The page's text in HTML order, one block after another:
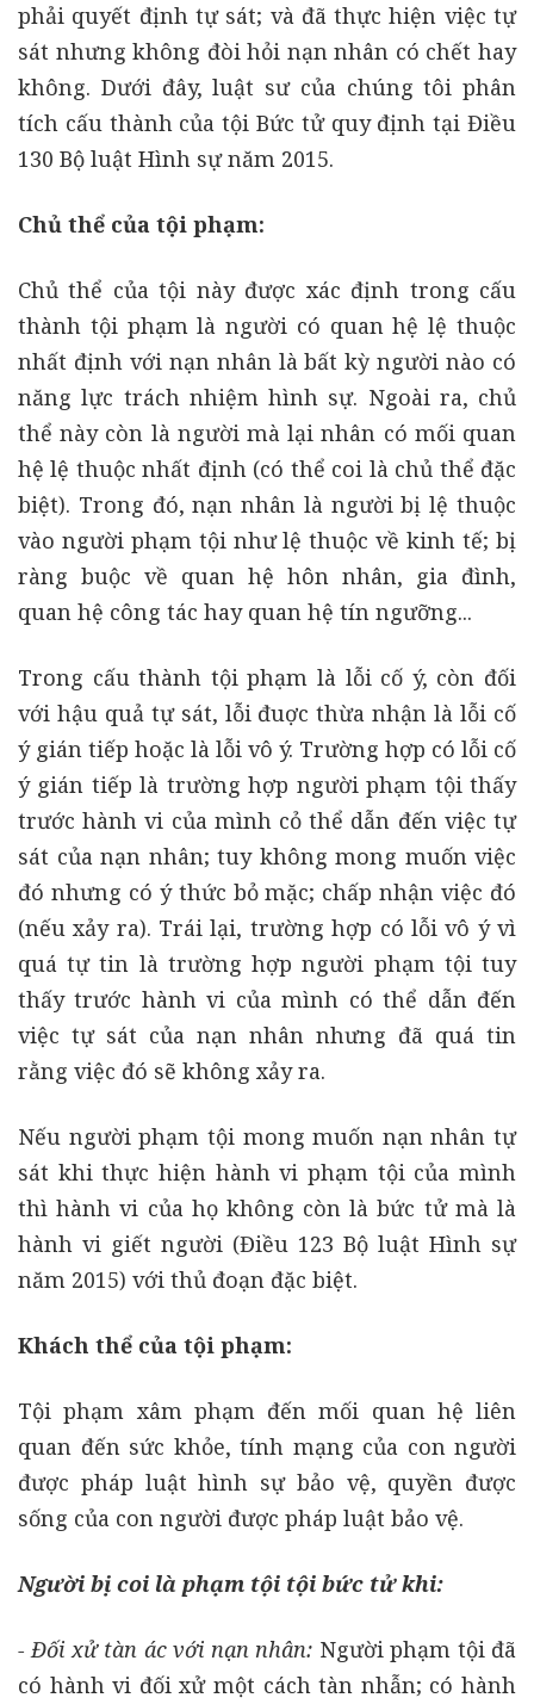
phải quyết định tự sát; và đã thực hiện việc tự
sát nhưng không đòi hỏi nạn nhân có chết hay
không. Dưới đây, luật sư của chúng tôi phân
tích cấu thành của tội Bức tử quy định tại Điều
130 Bộ luật Hình sự năm 2015.
Chủ thể của tội phạm:
Chủ thể của tội này được xác định trong cấu
thành tội phạm là người có quan hệ lệ thuộc
nhất định với nạn nhân là bất kỳ người nào có
năng lực trách nhiệm hình sự. Ngoài ra, chủ
thể này còn là người mà lại nhân có mối quan
hệ lệ thuộc nhất định (có thể coi là chủ thể đặc
biệt). Trong đó, nạn nhân là người bị lệ thuộc
vào người phạm tội như lệ thuộc về kinh tế; bị
ràng buộc về quan hệ hôn nhân, gia đình,
quan hệ công tác hay quan hệ tín ngưỡng...
Trong cấu thành tội phạm là lỗi cố ý, còn đối
với hậu quả tự sát, lỗi đuợc thừa nhận là lỗi cố
ý gián tiếp hoặc là lỗi vô ý. Trường hợp có lỗi cố
ý gián tiếp là trường hợp người phạm tội thấy
trước hành vi của mình cỏ thể dẫn đến việc tự
sát của nạn nhân; tuy không mong muốn việc
đó nhưng có ý thức bỏ mặc; chấp nhận việc đó
(nếu xảy ra). Trái lại, trường hợp có lỗi vô ý vì
quá tự tin là trường hợp người phạm tội tuy
thấy trước hành vi của mình có thể dẫn đến
việc tự sát của nạn nhân nhưng đã quá tin
rằng việc đó sẽ không xảy ra.
Nếu người phạm tội mong muốn nạn nhân tự
sát khi thực hiện hành vi phạm tội của mình
thì hành vi của họ không còn là bức tử mà là
hành vi giết người (Điều 123 Bộ luật Hình sự
năm 2015) với thủ đoạn đặc biệt.
Khách thể của tội phạm:
Tội phạm xâm phạm đến mối quan hệ liên
quan đến sức khỏe, tính mạng của con người
được pháp luật hình sự bảo vệ, quyền được
sống của con người được pháp luật bảo vệ.
Người bị coi là phạm tội tội bức tử khi:
- Đối xử tàn ác với nạn nhân: Người phạm tội đã
có hành vi đối xử một cách tàn nhẫn; có hành